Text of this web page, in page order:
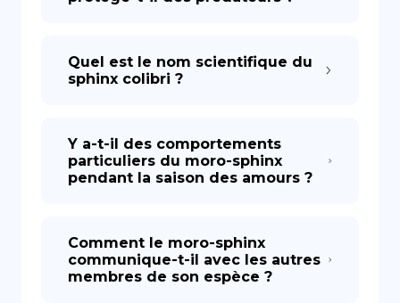
Quel est le nom scientifique du
sphinx colibri ?
Y a-t-il des comportements
particuliers du moro-sphinx
pendant la saison des amours ?
Comment le moro-sphinx
communique-t-il avec les autres
membres de son espèce ?